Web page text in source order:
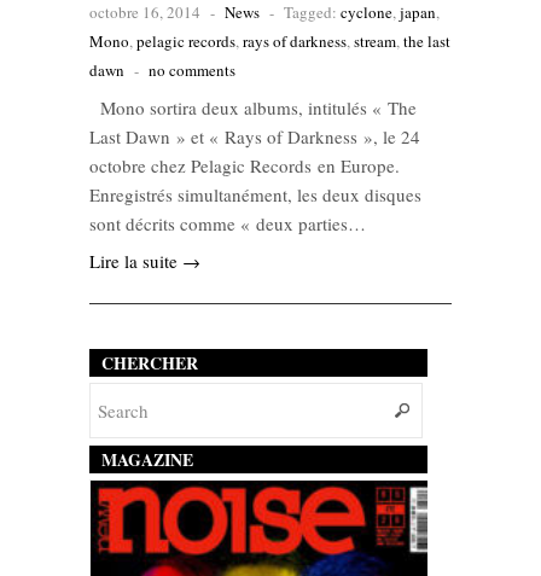
octobre 16, 2014 - News - Tagged: cyclone,japan,
Mono,pelagic records,rays of darkness,stream,the last
dawn - no comments
Mono sortira deux albums, intitulés « The
Last Dawn » et « Rays of Darkness », le 24
octobre chez Pelagic Records en Europe.
Enregistrés simultanément, les deux disques
sont décrits comme « deux parties…
Lire la suite →
CHERCHER
MAGAZINE